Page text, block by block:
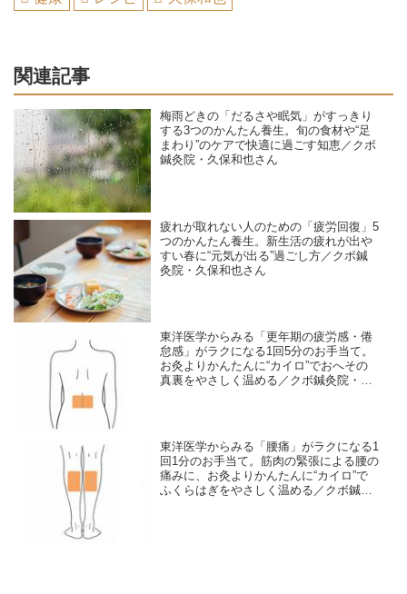
関連記事
梅雨どきの「だるさや眠気」がすっきり
する3つのかんたん養生。旬の食材や“足
まわり”のケアで快適に過ごす知恵／クボ
鍼灸院・久保和也さん
疲れが取れない人のための「疲労回復」5
つのかんたん養生。新生活の疲れが出や
すい春に“元気が出る”過ごし方／クボ鍼
灸院・久保和也さん
東洋医学からみる「更年期の疲労感・倦
怠感」がラクになる1回5分のお手当て。
お灸よりかんたんに“カイロ”でおへその
真裏をやさしく温める／クボ鍼灸院・久
東洋医学からみる「腰痛」がラクになる1
回1分のお手当て。筋肉の緊張による腰の
痛みに、お灸よりかんたんに“カイロ”で
ふくらはぎをやさしく温める／クボ鍼灸